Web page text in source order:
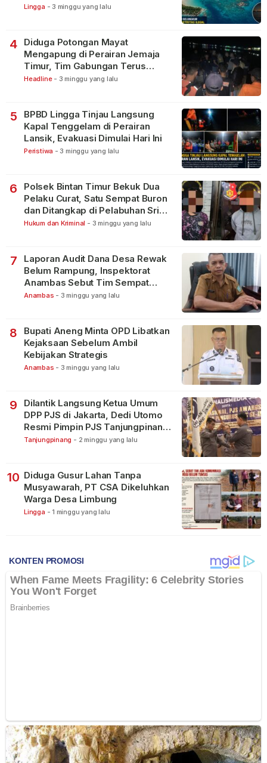
Lingga - 3 minggu yang lalu
4
Diduga Potongan Mayat
Mengapung di Perairan Jemaja
Timur, Tim Gabungan Terus
Lakukan Pencarian
Headline - 3 minggu yang lalu
5
BPBD Lingga Tinjau Langsung
Kapal Tenggelam di Perairan
Lansik, Evakuasi Dimulai Hari Ini
Peristiwa - 3 minggu yang lalu
6
Polsek Bintan Timur Bekuk Dua
Pelaku Curat, Satu Sempat Buron
dan Ditangkap di Pelabuhan Sri
Bintan Pura
Hukum dan Kriminal - 3 minggu yang lalu
7
Laporan Audit Dana Desa Rewak
Belum Rampung, Inspektorat
Anambas Sebut Tim Sempat
Terbagi Tangani Kasus Lain
Anambas - 3 minggu yang lalu
8
Bupati Aneng Minta OPD Libatkan
Kejaksaan Sebelum Ambil
Kebijakan Strategis
Anambas - 3 minggu yang lalu
9
Dilantik Langsung Ketua Umum
DPP PJS di Jakarta, Dedi Utomo
Resmi Pimpin PJS Tanjungpinang-
Bintan
Tanjungpinang - 2 minggu yang lalu
10 Diduga Gusur Lahan Tanpa
Musyawarah, PT CSA Dikeluhkan
Warga Desa Limbung
Lingga - 1 minggu yang lalu